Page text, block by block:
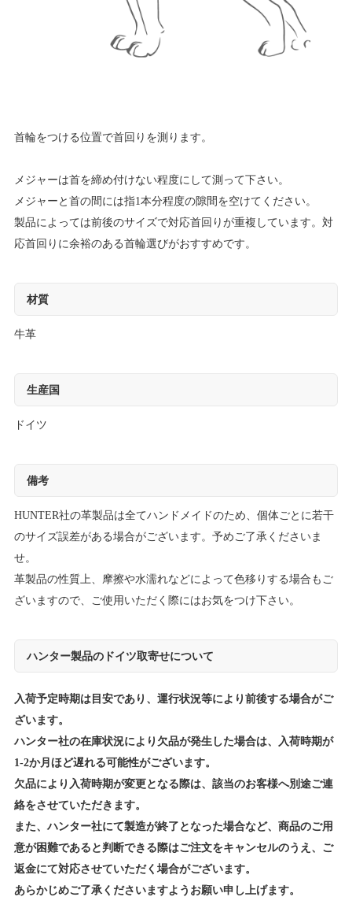
首輪をつける位置で首回りを測ります。
メジャーは首を締め付けない程度にして測って下さい。
メジャーと首の間には指1本分程度の隙間を空けてください。
製品によっては前後のサイズで対応首回りが重複しています。対
応首回りに余裕のある首輪選びがおすすめです。
材質
牛革
生産国
ドイツ
備考
HUNTER社の革製品は全てハンドメイドのため、個体ごとに若干
のサイズ誤差がある場合がございます。予めご了承くださいま
せ。
革製品の性質上、摩擦や水濡れなどによって色移りする場合もご
ざいますので、ご使用いただく際にはお気をつけ下さい。
ハンター製品のドイツ取寄せについて
入荷予定時期は目安であり、運行状況等により前後する場合がご
ざいます。
ハンター社の在庫状況により欠品が発生した場合は、入荷時期が
1-2か月ほど遅れる可能性がございます。
欠品により入荷時期が変更となる際は、該当のお客様へ別途ご連
絡をさせていただきます。
また、ハンター社にて製造が終了となった場合など、商品のご用
意が困難であると判断できる際はご注文をキャンセルのうえ、ご
返金にて対応させていただく場合がございます。
あらかじめご了承くださいますようお願い申し上げます。